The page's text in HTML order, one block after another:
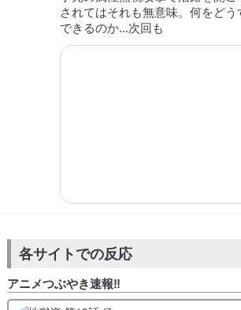
されてはそれも無意味。何をど
できるのか…次回も
各サイトでの反応
アニメつぶやき速報‼︎